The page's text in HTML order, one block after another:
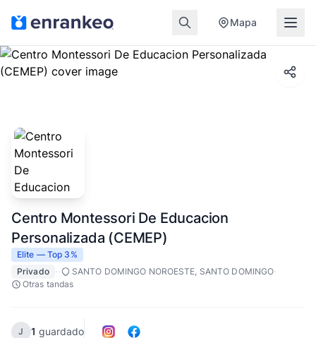
Mapa
Centro Montessori De Educacion
Personalizada (CEMEP)
Elite — Top 3%
Privado
·· SANTO DOMINGO NOROESTE, SANTO DOMINGO·
Otras tandas
J 1 guardado